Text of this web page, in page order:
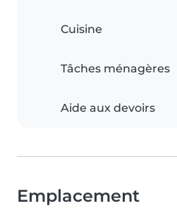
Cuisine
Tâches ménagères
Aide aux devoirs
Emplacement